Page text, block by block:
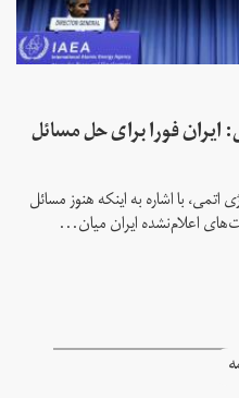
فورا برای حل مسائل
اتمی، با اشاره به اینکه هنوز مسائل
اعلام‌نشده ایران میان...